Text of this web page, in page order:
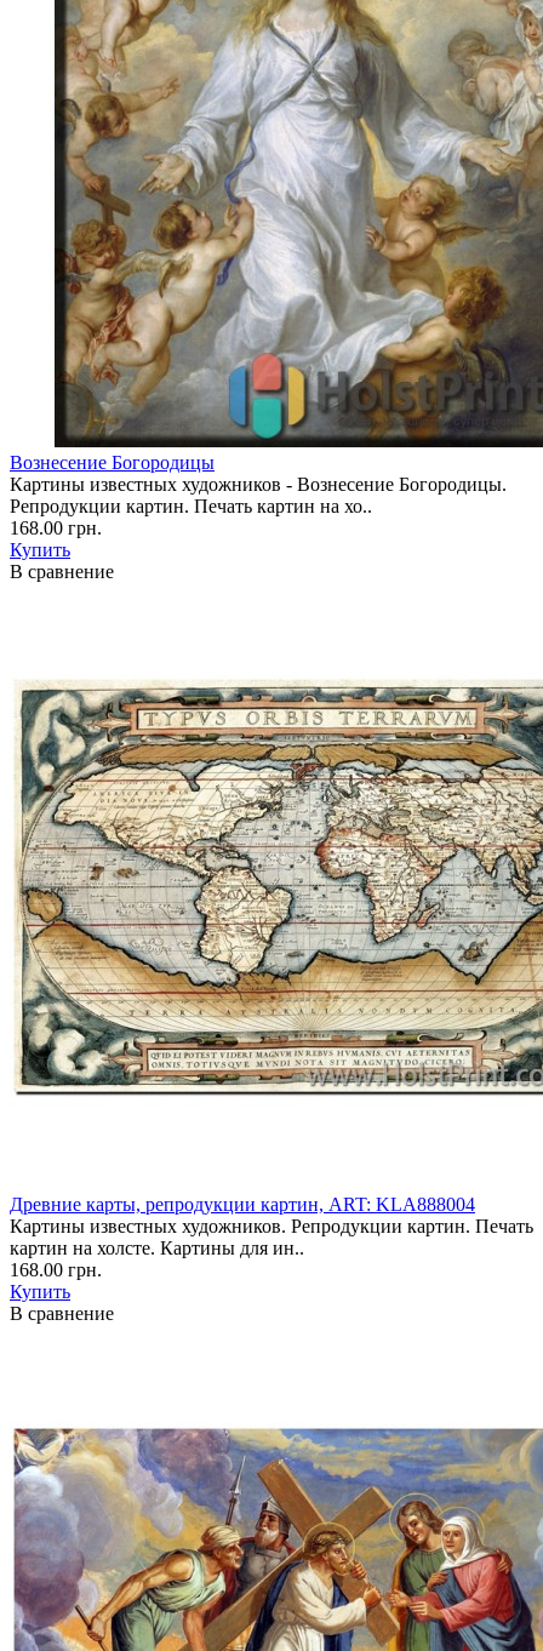
Вознесение Богородицы
Картины известных художников - Вознесение Богородицы.
Репродукции картин. Печать картин на хо..
168.00 грн.
Купить
В сравнение
Древние карты, репродукции картин, ART: KLA888004
Картины известных художников. Репродукции картин. Печать
картин на холсте. Картины для ин..
168.00 грн.
Купить
В сравнение